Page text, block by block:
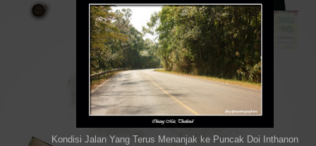
Kondisi Jalan Yang Terus Menanjak ke Puncak Doi Inthanon